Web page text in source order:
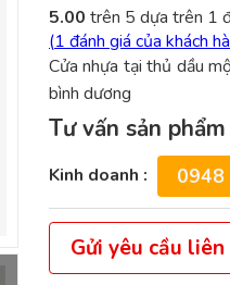
5.00 trên 5 dựa trên 1
(1 đánh giá của khách
Cửa nhựa tại thủ dầu
bình dương
Tư vấn sản phẩm
Kinh doanh : 0948
Gửi yêu cầu liên